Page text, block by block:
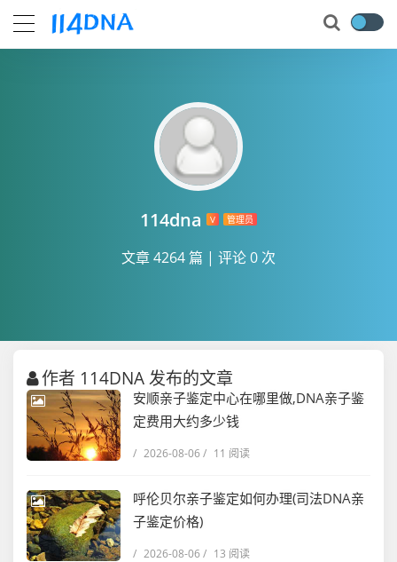
114dna V 管理员
文章 4264 篇 | 评论 0 次
作者 114DNA 发布的文章
安顺亲子鉴定中心在哪里做,DNA亲子鉴
定费用大约多少钱
/ 2026-08-06/ 11 阅读
呼伦贝尔亲子鉴定如何办理(司法DNA亲
子鉴定价格)
/ 2026-08-06/ 13 阅读